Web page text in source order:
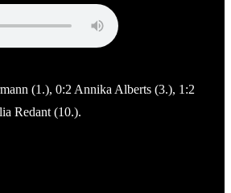
(1.), 0:2 Annika Alberts (3.), 1:2
Redant (10.).